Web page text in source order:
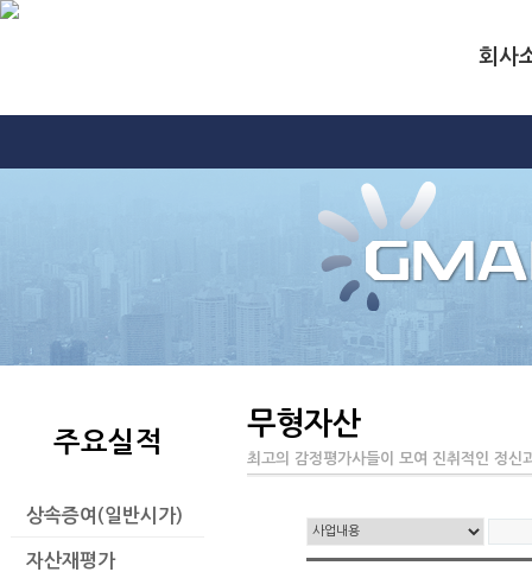
회사
주요실적
상속증여(일반시가)
자산재평가
무형자산
최고의 감정평가사들이 모여 진취적인 정신